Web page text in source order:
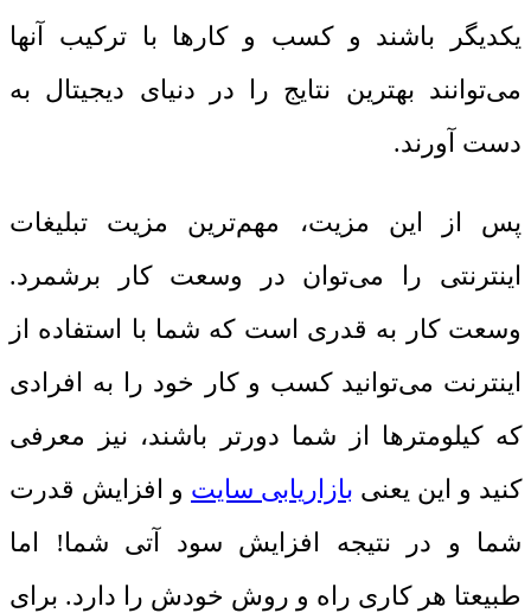
یکدیگر باشند و کسب و کارها با ترکیب آنها
می‌توانند بهترین نتایج را در دنیای دیجیتال به
دست آورند.
پس از این مزیت، مهم‌ترین مزیت تبلیغات
اینترنتی را می‌توان در وسعت کار برشمرد.
وسعت کار به قدری است که شما با استفاده از
اینترنت می‌توانید کسب و کار خود را به افرادی
که کیلومترها از شما دورتر باشند، نیز معرفی
کنید و این یعنی بازاریابی سایت و افزایش قدرت
شما و در نتیجه افزایش سود آتی شما! اما
طبیعتا هر کاری راه و روش خودش را دارد. برای